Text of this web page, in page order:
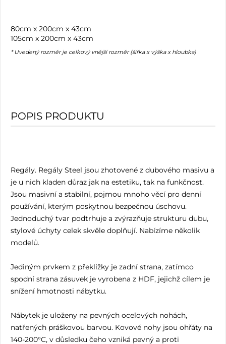
80cm x 200cm x 43cm
105cm x 200cm x 43cm
* Uvedený rozměr je celkový vnější rozměr (šířka x výška x hloubka)
POPIS PRODUKTU
Regály. Regály Steel jsou zhotovené z dubového masivu a
je u nich kladen důraz jak na estetiku, tak na funkčnost.
Jsou masivní a stabilní, pojmou mnoho věcí pro denní
používání, kterým poskytnou bezpečnou úschovu.
Jednoduchý tvar podtrhuje a zvýrazňuje strukturu dubu,
stylové úchyty celek skvěle doplňují. Nabízíme několik
modelů.
Jediným prvkem z překližky je zadní strana, zatímco
spodní strana zásuvek je vyrobena z HDF, jejichž cílem je
snížení hmotnosti nábytku.
Nábytek je uloženy na pevných ocelových nohách,
natřených práškovou barvou. Kovové nohy jsou ohřáty na
140-200°C, v důsledku čeho vzniká pevný a proti